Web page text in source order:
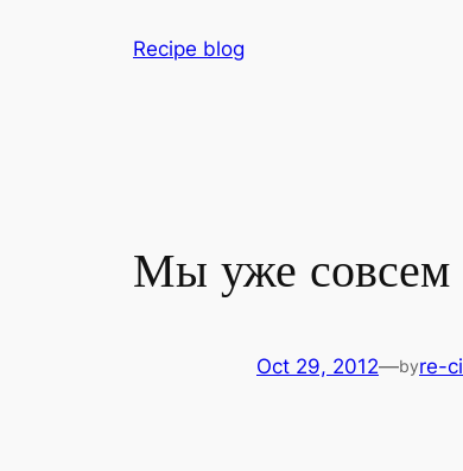
Recipe blog
Мы уже совсем
Oct 29, 2012—byre-